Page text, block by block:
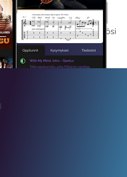
Ilmaiseksi
koko sisältömme käyttöösi
ajaksi.